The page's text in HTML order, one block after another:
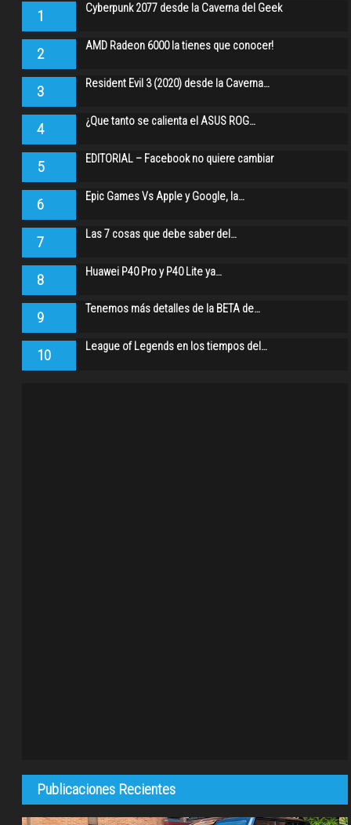
1 Cyberpunk 2077 desde la Caverna del Geek
2 AMD Radeon 6000 la tienes que conocer!
3 Resident Evil 3 (2020) desde la Caverna…
4 ¿Que tanto se calienta el ASUS ROG…
5 EDITORIAL – Facebook no quiere cambiar
6 Epic Games Vs Apple y Google, la…
7 Las 7 cosas que debe saber del…
8 Huawei P40 Pro y P40 Lite ya…
9 Tenemos más detalles de la BETA de…
10 League of Legends en los tiempos del…
Publicaciones Recientes